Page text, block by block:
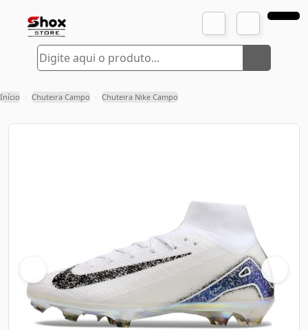
Início › Chuteira Campo › Chuteira Nike Campo